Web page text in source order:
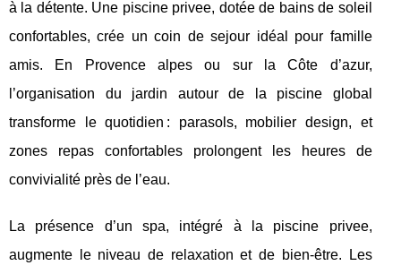
à la détente. Une piscine privee, dotée de bains de soleil
confortables, crée un coin de sejour idéal pour famille
amis. En Provence alpes ou sur la Côte d’azur,
l’organisation du jardin autour de la piscine global
transforme le quotidien : parasols, mobilier design, et
zones repas confortables prolongent les heures de
convivialité près de l’eau.
La présence d’un spa, intégré à la piscine privee,
augmente le niveau de relaxation et de bien-être. Les